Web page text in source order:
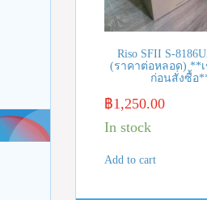
Riso SFII S-
(ราคาต่อหลอด) **
ก่อนสั่งซื้อ
฿1,250.00
In stock
Add to cart